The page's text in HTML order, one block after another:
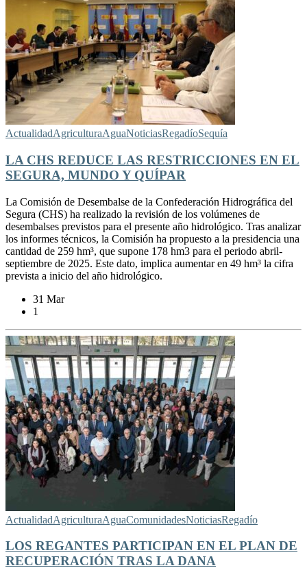
ActualidadAgriculturaAguaNoticiasRegadíoSequía
LA CHS REDUCE LAS RESTRICCIONES EN EL
SEGURA, MUNDO Y QUÍPAR
La Comisión de Desembalse de la Confederación Hidrográfica del
Segura (CHS) ha realizado la revisión de los volúmenes de
desembalses previstos para el presente año hidrológico. Tras analizar
los informes técnicos, la Comisión ha propuesto a la presidencia una
cantidad de 259 hm³, que supone 178 hm3 para el periodo abril-
septiembre de 2025. Este dato, implica aumentar en 49 hm³ la cifra
prevista a inicio del año hidrológico.
31 Mar
1
ActualidadAgriculturaAguaComunidadesNoticiasRegadío
LOS REGANTES PARTICIPAN EN EL PLAN DE
RECUPERACIÓN TRAS LA DANA